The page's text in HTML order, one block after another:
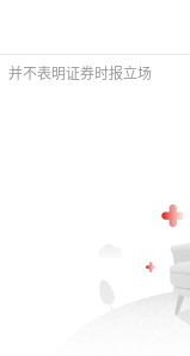
并不表明证券时报立场